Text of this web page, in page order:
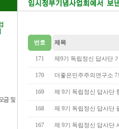
번호 제목
171 제9기 독립정신 답사단
170 더좋은민주주의연구소
169 제 9기 독립정신 답사단
168 제 9기 독립정신 답사단
167 제 9기 독립정신 답사단